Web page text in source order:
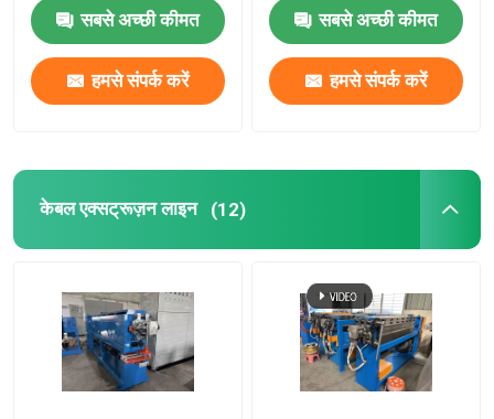
तांबा वेल्डिंग मशीन
लेजर काटने की मशीन
सीसीवी लाइनें
सबसे अच्छी कीमत
हमसे संपर्क करें
सबसे अच्छी कीमत
हमसे संपर्क करें
केबल एक्सट्रूज़न लाइन (12)